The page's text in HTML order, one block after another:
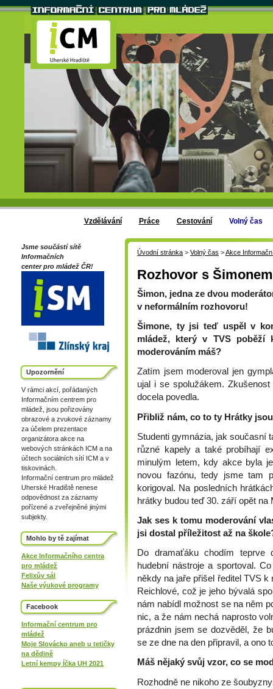
Vzdělávání Práce Cestování Volný čas
Jsme součástí sítě
Informačních
center pro mládež ČR!
Upozornění
V rámci akcí, pořádaných
Informačním centrem pro
mládež, jsou pořizovány
obrazové a zvukové záznamy
za účelem prezentace
organizátora akce na
webových stránkách ICM a na
účtech sociálních sítí ICM a v
tiskovinách.
Informační centrum pro mládež
Uherské Hradiště nenese
odpovědnost za záznamy
pořízené a zveřejněné jinými
subjekty.
Mohlo by tě zajímat
Akce Informačního centra
pro mládež
Felixův sál
Naše výukové programy
Facebook
Informační centrum pro
mládež
Moje Slovácko aneb u tetičky
na dědině
Letní kempy Íčka UH 2021
Úvodní stránka > Volný čas >Akce
Rozhovor s
Šimon, jedna ze dvou
v neformálním rozhovoru!
Šimone, ty jsi teď uspěl v
mládež, který v TVS poběží
moderováním máš?
Zatím jsem moderoval jen
ujal i se spolužákem.
docela povedla.
Přibliž nám, co to ty Hrátky
Studenti gymnázia, jak současní
různé kapely a také probíhají
minulým letem, kdy akce byla
novou fazónu, tedy jsme tam
korigoval. Na posledních
hrátky budou teď 30. září opět
Jak ses k tomu moderování
jsi dostal příležitost až na
Do dramaťáku chodím
hudební nástroje a sportoval.
někdy na jaře přišel ředitel TVS
Reichlové, což je jeho bývalá
nám nabídl možnost se na něm
nic, a že nám nechá naprosto
prázdnin jsem se dozvěděl, že
se ze dne na den připravil, a ono
Máš nějaký svůj vzor, co se
Rozhodně ne nikoho ze